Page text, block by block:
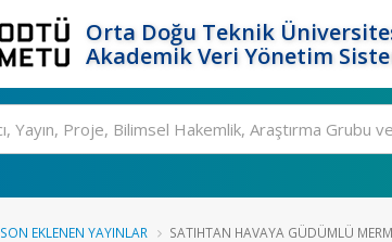
Orta Doğu Teknik
Akademik Veri Yönetim
SON EKLENEN YAYINLAR SATIHTAN HAVAYA GÜDÜMLÜ